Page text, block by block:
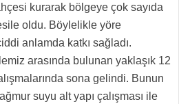
kurarak bölgeye çok sayıda
oldu. Böylelikle yöre
anlamda katkı sağladı.
arasında bulunan yaklaşık 12
sona gelindi. Bunun
suyu alt yapı çalışması ile